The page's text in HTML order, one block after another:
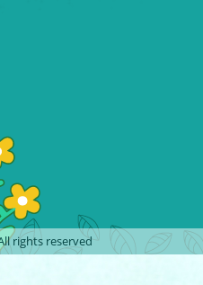
rights reserved